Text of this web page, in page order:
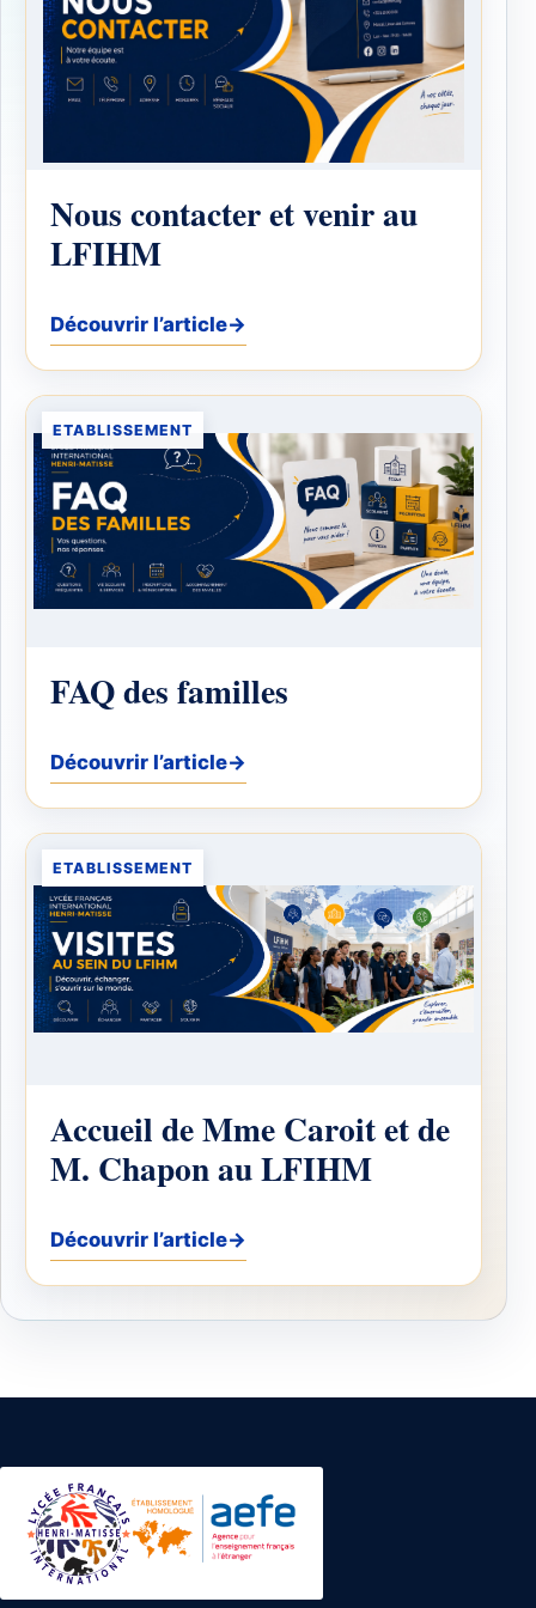
Nous contacter et venir au
LFIHM
Découvrir l’article→
ETABLISSEMENT
FAQ des familles
Découvrir l’article→
ETABLISSEMENT
Accueil de Mme Caroit et de
M. Chapon au LFIHM
Découvrir l’article→